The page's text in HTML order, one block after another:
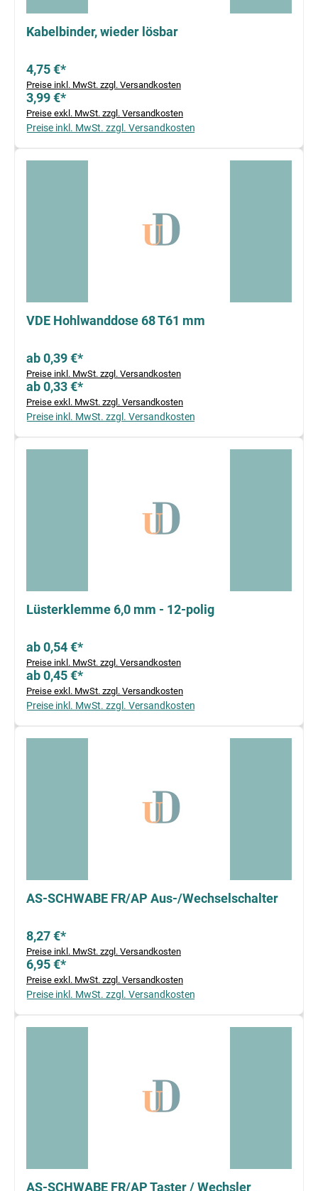
Kabelbinder, wieder lösbar
4,75 €*
Preise inkl. MwSt. zzgl. Versandkosten
3,99 €*
Preise exkl. MwSt. zzgl. Versandkosten
Preise inkl. MwSt. zzgl. Versandkosten
VDE Hohlwanddose 68 T61 mm
ab 0,39 €*
Preise inkl. MwSt. zzgl. Versandkosten
ab 0,33 €*
Preise exkl. MwSt. zzgl. Versandkosten
Preise inkl. MwSt. zzgl. Versandkosten
Lüsterklemme 6,0 mm - 12-polig
ab 0,54 €*
Preise inkl. MwSt. zzgl. Versandkosten
ab 0,45 €*
Preise exkl. MwSt. zzgl. Versandkosten
Preise inkl. MwSt. zzgl. Versandkosten
AS-SCHWABE FR/AP Aus-/Wechselschalter
8,27 €*
Preise inkl. MwSt. zzgl. Versandkosten
6,95 €*
Preise exkl. MwSt. zzgl. Versandkosten
Preise inkl. MwSt. zzgl. Versandkosten
AS-SCHWABE FR/AP Taster / Wechsler